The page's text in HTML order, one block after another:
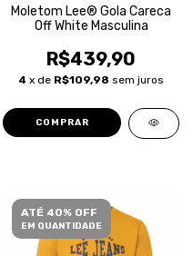
Moletom Lee® Gola Careca
Off White Masculina
R$439,90
4 x de R$109,98 sem juros
COMPRAR
ATÉ 40% OFF
EM QUANTIDADE